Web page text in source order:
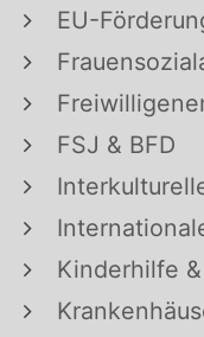
EU-
FSJ & BFD
Kinderhilfe